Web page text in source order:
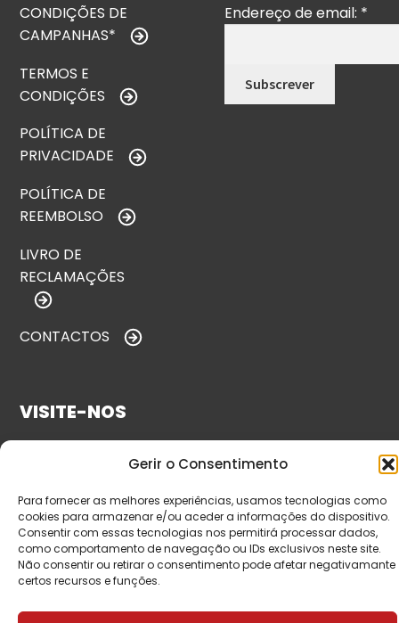
Gerir o Consentimento
Para fornecer as melhores experiências, usamos tecnologias como
cookies para armazenar e/ou aceder a informações do dispositivo.
Consentir com essas tecnologias nos permitirá processar dados,
como comportamento de navegação ou IDs exclusivos neste site.
Não consentir ou retirar o consentimento pode afetar negativamante
certos recursos e funções.
CONDIÇÕES DE
CAMPANHAS*
TERMOS E
CONDIÇÕES
POLÍTICA DE
PRIVACIDADE
POLÍTICA DE
REEMBOLSO
LIVRO DE
RECLAMAÇÕES
CONTACTOS
Endereço de email: *
VISITE-NOS
© Copyright 2026 Saída de Emergência. Todos os
direitos reservados.